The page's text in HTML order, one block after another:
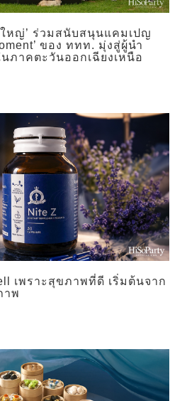
ใหญ่’ ร่วมสนับสนุนแคมเปญ
ของ ททท. มุ่งสู่ผู้นำ
ภาคตะวันออกเฉียงเหนือ
เพราะสุขภาพที่ดี เริ่มต้นจาก
าพ